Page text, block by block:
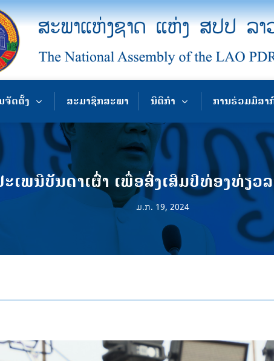
ຈັດຕັ້ງ ສະມາຊິກສະພາ ນິຕິກຳ ການຮ່ວມມືສາ
ເພນີບັນດາເຜົ່າ ເພື່ອສົ່ງເສີມປີທ່ອງທ່ຽວ
ມ.ກ. 19, 2024